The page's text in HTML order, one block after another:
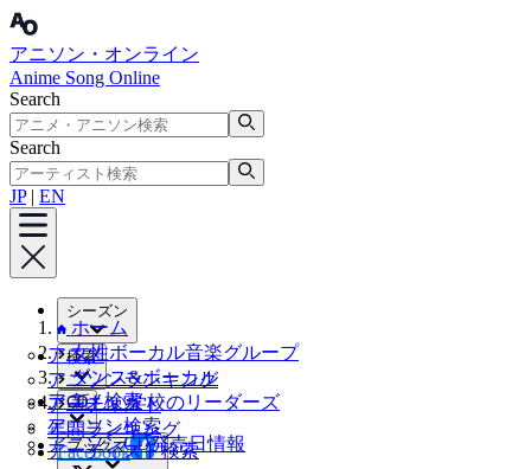
アニソン・オンライン
Anime Song Online
Search
Search
JP| EN
シーズン
アニメ
アニソンランキング
アーティスト
年間ランキング
検索
アニメ検索
アニソン検索
アーティスト検索
CD
アニソンCD発売日情報
ブックマーク
ホーム
女性ボーカル音楽グループ
ダンス&ボーカル
新しい学校のリーダーズ
Facebook